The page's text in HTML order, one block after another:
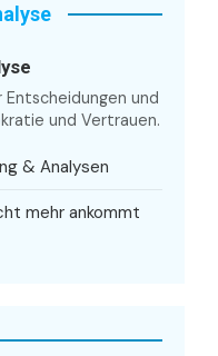
und
und Vertrauen.
& Analysen
mehr ankommt